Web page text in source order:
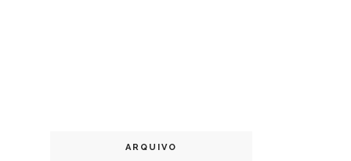
ARQUIVO